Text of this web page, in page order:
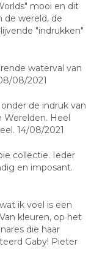
mooi en dit
de wereld, de
"indrukken"
waterval van
08/2021
de indruk van
Werelden. Heel
14/08/2021
collectie. Ieder
en imposant.
ik voel is een
kleuren, op het
die haar
Gaby! Pieter